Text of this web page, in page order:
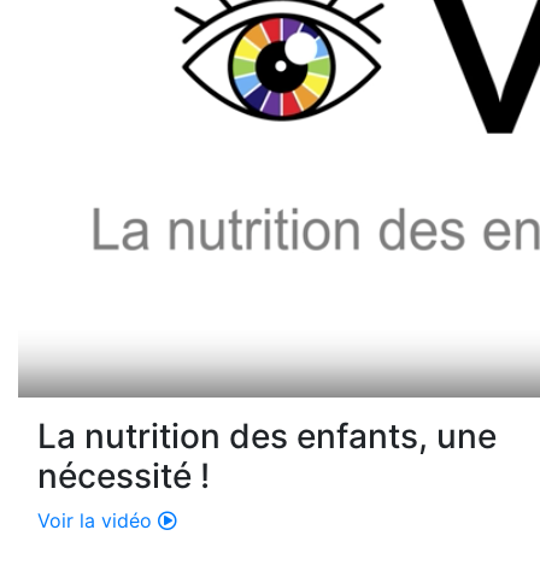
La nutrition des enfants, une
nécessité !
Voir la vidéo